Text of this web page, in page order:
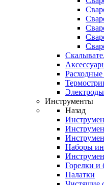
Инструменты
Назад
Наборы
Горелки и
Палатки